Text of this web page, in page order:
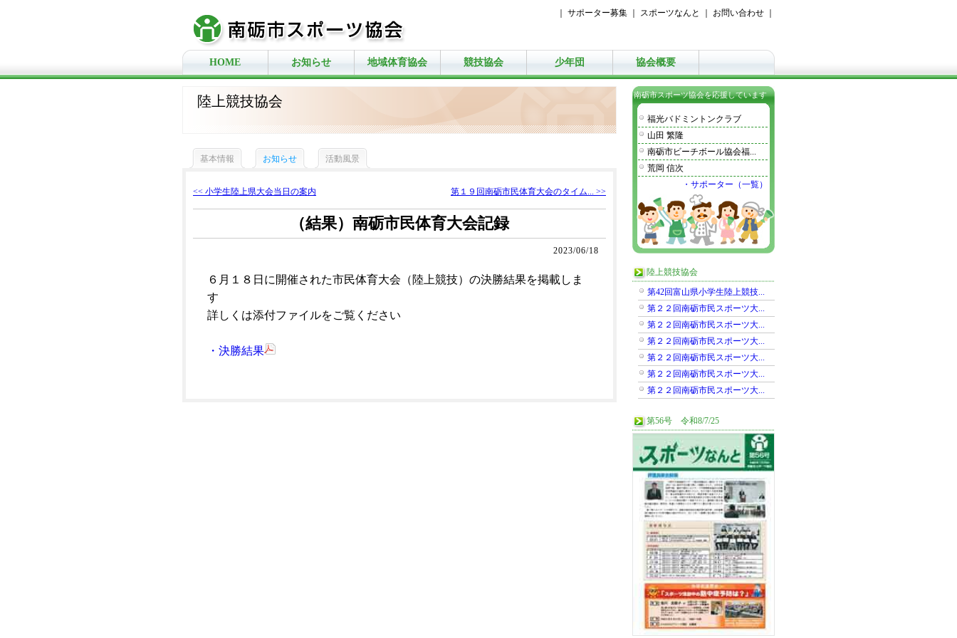
サポーター募集 スポーツなんと お問い合わせ
HOME お知らせ 地域体育協会 競技協会 少年団 協会概要
陸上競技協会
基本情報 お知らせ 活動風景
<< 小学生陸上県大会当日の案内 第１９回南砺市民体育大会のタイム... >>
（結果）南砺市民体育大会記録
2023/06/18
６月１８日に開催された市民体育大会（陸上競技）の決勝結果を掲載しま
す
詳しくは添付ファイルをご覧ください
・決勝結果
南砺市スポーツ協会を応援しています
福光バドミントンクラブ
山田 繁隆
南砺市ビーチボール協会福...
荒岡 信次
・サポーター（一覧）
陸上競技協会
第42回富山県小学生陸上競技...
第２２回南砺市民スポーツ大...
第２２回南砺市民スポーツ大...
第２２回南砺市民スポーツ大...
第２２回南砺市民スポーツ大...
第２２回南砺市民スポーツ大...
第２２回南砺市民スポーツ大...
第56号 令和8/7/25